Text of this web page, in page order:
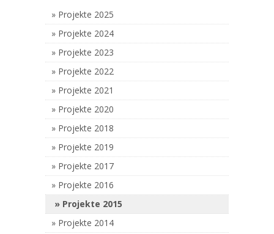
Projekte 2025
Projekte 2024
Projekte 2023
Projekte 2022
Projekte 2021
Projekte 2020
Projekte 2018
Projekte 2019
Projekte 2017
Projekte 2016
Projekte 2015
Projekte 2014